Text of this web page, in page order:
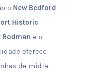
o New Bedford
Historic
Rodman e o
oferece
de mídia